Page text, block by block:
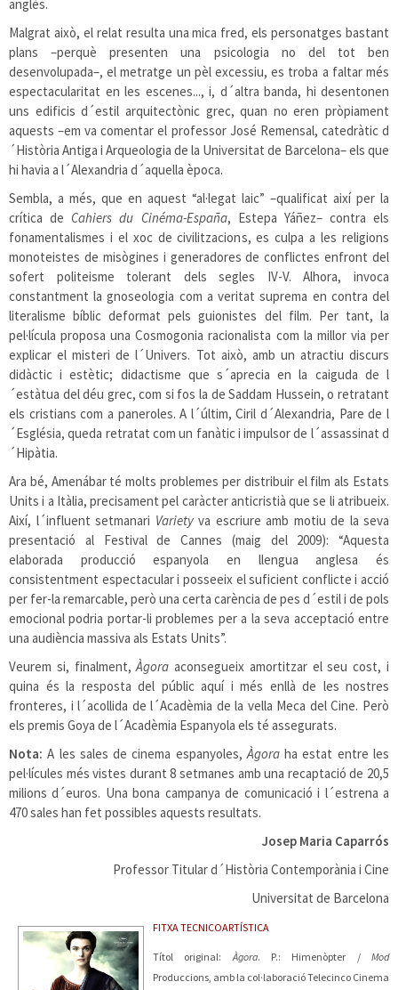
anglès.
Malgrat això, el relat resulta una mica fred, els personatges bastant
plans –perquè presenten una psicologia no del tot ben
desenvolupada–, el metratge un pèl excessiu, es troba a faltar més
espectacularitat en les escenes..., i, d´altra banda, hi desentonen
uns edificis d´estil arquitectònic grec, quan no eren pròpiament
aquests –em va comentar el professor José Remensal, catedràtic d
´Història Antiga i Arqueologia de la Universitat de Barcelona– els que
hi havia a l´Alexandria d´aquella època.
Sembla, a més, que en aquest “al·legat laic” –qualificat així per la
crítica de Cahiers du Cinéma-España, Estepa Yáñez– contra els
fonamentalismes i el xoc de civilitzacions, es culpa a les religions
monoteistes de misògines i generadores de conflictes enfront del
sofert politeisme tolerant dels segles IV-V. Alhora, invoca
constantment la gnoseologia com a veritat suprema en contra del
literalisme bíblic deformat pels guionistes del film. Per tant, la
pel·lícula proposa una Cosmogonia racionalista com la millor via per
explicar el misteri de l´Univers. Tot això, amb un atractiu discurs
didàctic i estètic; didactisme que s´aprecia en la caiguda de l
´estàtua del déu grec, com si fos la de Saddam Hussein, o retratant
els cristians com a paneroles. A l´últim, Ciril d´Alexandria, Pare de l
´Església, queda retratat com un fanàtic i impulsor de l´assassinat d
´Hipàtia.
Ara bé, Amenábar té molts problemes per distribuir el film als Estats
Units i a Itàlia, precisament pel caràcter anticristià que se li atribueix.
Així, l´influent setmanari Varietyva escriure amb motiu de la seva
presentació al Festival de Cannes (maig del 2009): “Aquesta
elaborada producció espanyola en llengua anglesa és
consistentment espectacular i posseeix el suficient conflicte i acció
per fer-la remarcable, però una certa carència de pes d´estil i de pols
emocional podria portar-li problemes per a la seva acceptació entre
una audiència massiva als Estats Units”.
Veurem si, finalment,Àgora aconsegueix amortitzar el seu cost, i
quina és la resposta del públic aquí i més enllà de les nostres
fronteres, i l´acollida de l´Acadèmia de la vella Meca del Cine. Però
els premis Goya de l´Acadèmia Espanyola els té assegurats.
Nota: A les sales de cinema espanyoles,Àgoraha estat entre les
pel·lícules més vistes durant 8 setmanes amb una recaptació de 20,5
milions d´euros. Una bona campanya de comunicació i l´estrena a
470 sales han fet possibles aquests resultats.
Josep Maria Caparrós
Professor Titular d´Història Contemporània i Cine
Universitat de Barcelona
FITXA TECNICOARTÍSTICA
Títol original:Àgora. P.: Himenòpter /Mod
Produccions, amb la col·laboració Telecinco Cinema